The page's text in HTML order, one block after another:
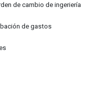
de cambio de ingeriería
de gastos